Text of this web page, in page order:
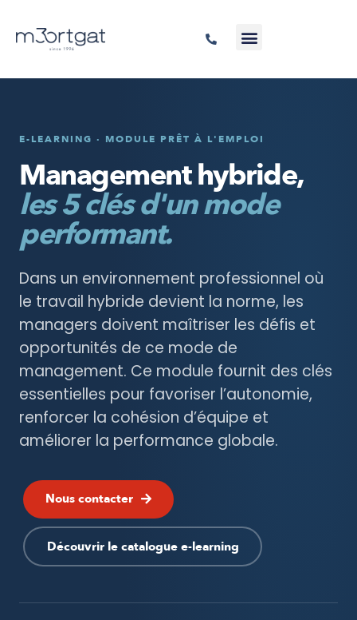
E-LEARNING · MODULE PRÊT À L'EMPLOI
Management hybride,
les 5 clés d'un mode
performant.
Dans un environnement professionnel où
le travail hybride devient la norme, les
managers doivent maîtriser les défis et
opportunités de ce mode de
management. Ce module fournit des clés
essentielles pour favoriser l’autonomie,
renforcer la cohésion d’équipe et
améliorer la performance globale.
Nous contacter
Découvrir le catalogue e-learning